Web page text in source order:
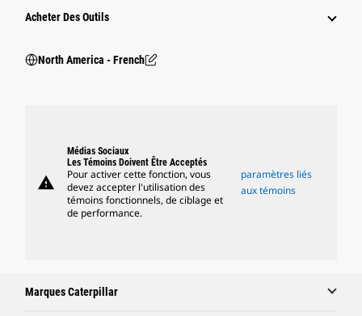
Acheter Des Outils
North America - French
warning
Médias Sociaux
Les Témoins Doivent Être Acceptés
Pour activer cette fonction, vous
devez accepter l'utilisation des
témoins fonctionnels, de ciblage et
de performance.
paramètres liés
aux témoins
Marques Caterpillar